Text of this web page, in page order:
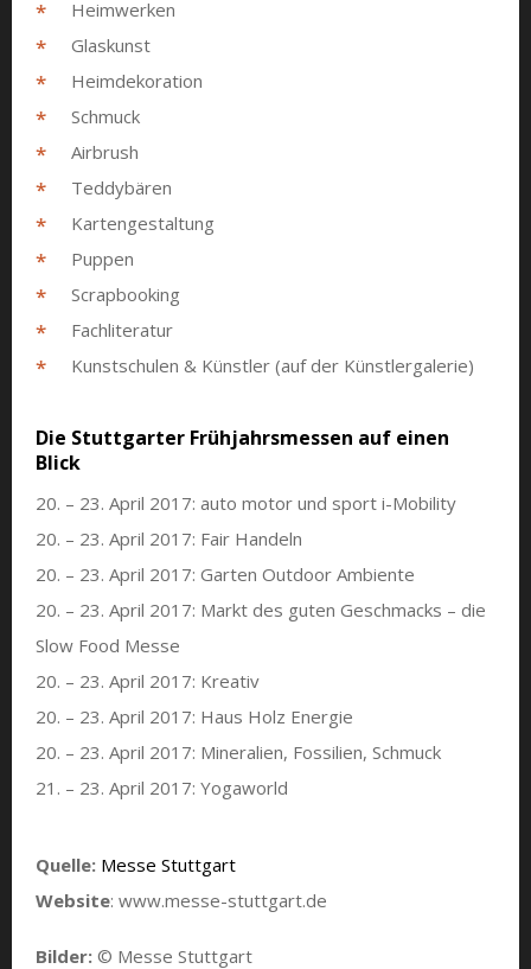
Heimwerken
Glaskunst
Heimdekoration
Schmuck
Airbrush
Teddybären
Kartengestaltung
Puppen
Scrapbooking
Fachliteratur
Kunstschulen & Künstler (auf der Künstlergalerie)
Die Stuttgarter Frühjahrsmessen auf einen
Blick
20. – 23. April 2017: auto motor und sport i-Mobility
20. – 23. April 2017: Fair Handeln
20. – 23. April 2017: Garten Outdoor Ambiente
20. – 23. April 2017: Markt des guten Geschmacks – die
Slow Food Messe
20. – 23. April 2017: Kreativ
20. – 23. April 2017: Haus Holz Energie
20. – 23. April 2017: Mineralien, Fossilien, Schmuck
21. – 23. April 2017: Yogaworld
Quelle: Messe Stuttgart
Website: www.messe-stuttgart.de
Bilder: © Messe Stuttgart